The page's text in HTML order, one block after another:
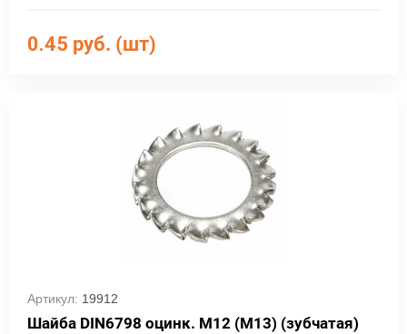
0.45 руб. (шт)
Артикул: 19912
Шайба DIN6798 оцинк. М12 (М13) (зубчатая)